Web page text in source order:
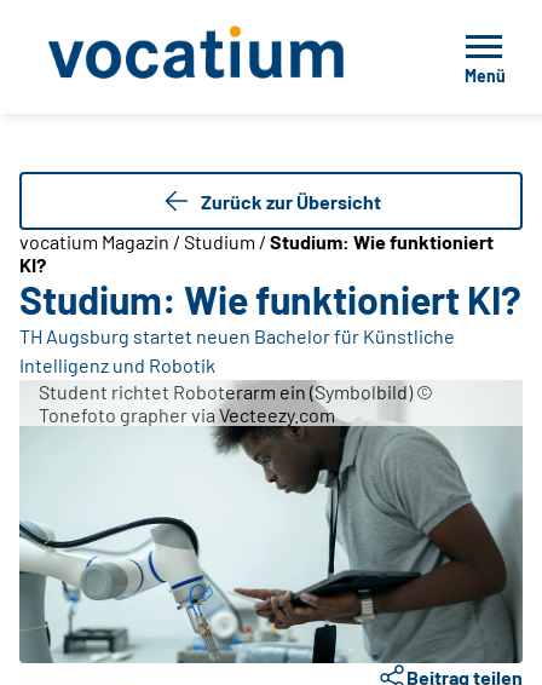
Menü
Zurück zur Übersicht
vocatium Magazin / Studium / Studium: Wie funktioniert
KI?
Studium: Wie funktioniert KI?
TH Augsburg startet neuen Bachelor für Künstliche
Intelligenz und Robotik
Student richtet Roboterarm ein (Symbolbild) ©
Tonefoto grapher via Vecteezy.com
Beitrag teilen